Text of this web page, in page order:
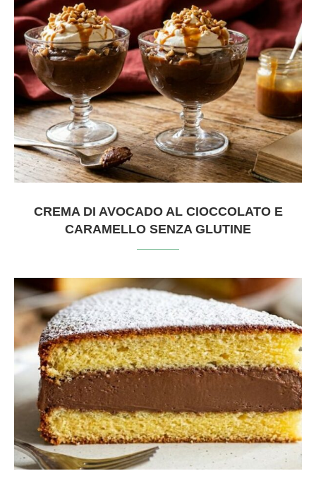
CREMA DI AVOCADO AL CIOCCOLATO E
CARAMELLO SENZA GLUTINE